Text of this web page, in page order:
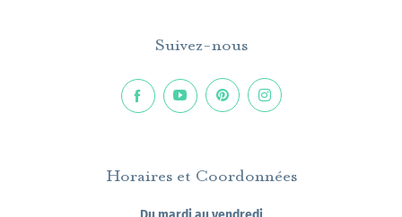
Suivez-nous
Horaires et Coordonnées